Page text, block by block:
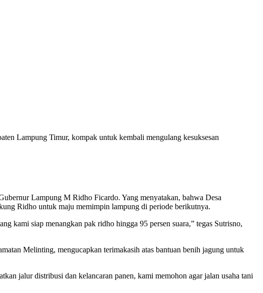
Lampung Timur, kompak untuk kembali mengulang kesuksesan
Lampung M Ridho Ficardo. Yang menyatakan, bahwa Desa
Ridho untuk maju memimpin lampung di periode berikutnya.
kami siap menangkan pak ridho hingga 95 persen suara,” tegas Sutrisno,
Melinting, mengucapkan terimakasih atas bantuan benih jagung untuk
jalur distribusi dan kelancaran panen, kami memohon agar jalan usaha tani